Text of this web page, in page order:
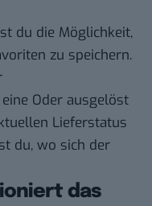
du die Möglichkeit,
zu speichern.
Oder ausgelöst
Lieferstatus
du, wo sich der
das